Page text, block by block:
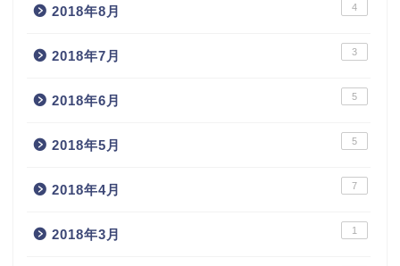
2018年8月 4
2018年7月 3
2018年6月 5
2018年5月 5
2018年4月 7
2018年3月 1